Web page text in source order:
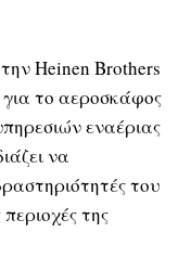
Heinen Brothers
το αεροσκάφος
εναέριας
να
του
περιοχές της